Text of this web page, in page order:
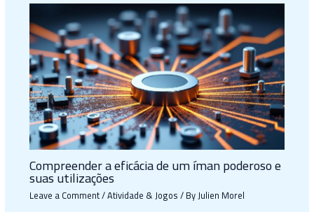
Compreender a eficácia de um íman poderoso e
suas utilizações
Leave a Comment/Atividade & Jogos/ ByJulien Morel